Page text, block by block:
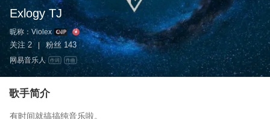
Exlogy TJ
昵称： Violex
关注 2 粉丝 143
网易音乐人 作词 作曲
歌手简介
有时间就搞搞纯音乐啦。